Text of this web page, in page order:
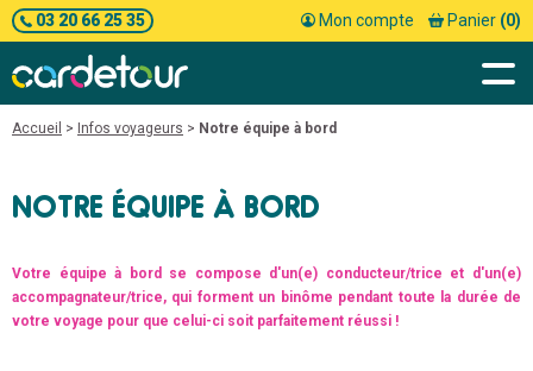
03 20 66 25 35 Mon compte Panier (0)
Accueil > Infos voyageurs > Notre équipe à bord
NOTRE ÉQUIPE À BORD
Votre équipe à bord se compose d'un(e) conducteur/trice et d'un(e)
accompagnateur/trice, qui forment un binôme pendant toute la durée de
votre voyage pour que celui-ci soit parfaitement réussi !